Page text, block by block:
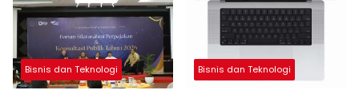
Bisnis dan Teknologi Bisnis dan Teknologi